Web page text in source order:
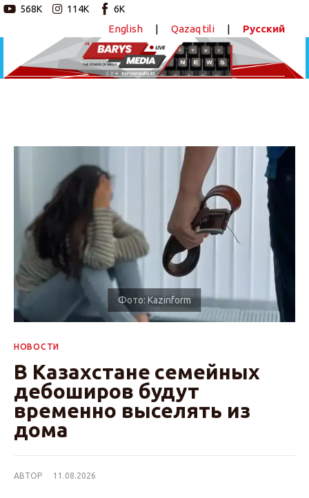
568K 114K 6K
English | Qazaq tili | Русский
ПОДЕЛИТЬСЯ
Новостной портал
Новости
Статьи
Видео
Barys Sport
НОВОСТИ
В Казахстане семейных
дебоширов будут
временно выселять из
дома
АВТОР 11.08.2026